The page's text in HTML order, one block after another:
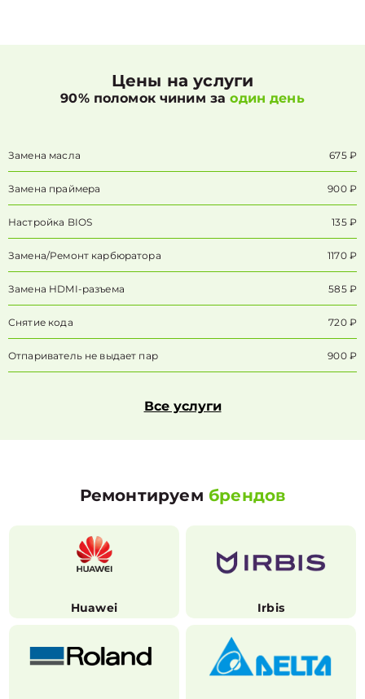
Цены на услуги
90% поломок чиним заодин день
Замена масла 675 ₽
Замена праймера 900 ₽
Настройка BIOS 135 ₽
Замена/Pемонт карбюратора 1170 ₽
Замена HDMI-разъема 585 ₽
Снятие кода 720 ₽
Отпариватель не выдает пар 900 ₽
Все услуги
Ремонтируем брендов
Huawei Irbis